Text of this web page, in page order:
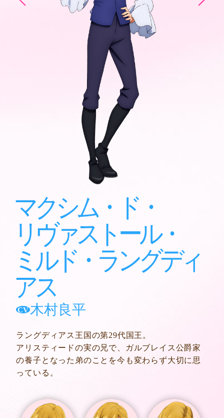
EWS
NAIR
STORY
TAFF&CAST
CHARACTER
M
OVIE
M
B
lu-ray
B
OOKS
S
PECIAL
マクシム・ド・
リヴァストール・
ミルド・ラングディ
アス
CV木村良平
ラングディアス王国の第29代国王。
アリスティードの実の兄で、
ガルブレイス公爵家
の養子となった弟のことを今も変わらず大切に思
っている。